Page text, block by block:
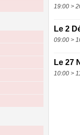
19:00 >
Le 2
09:00 >
Le 27
10:00 >